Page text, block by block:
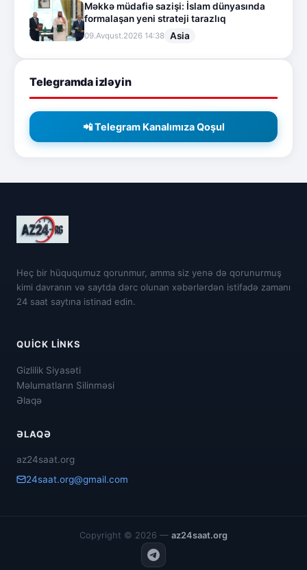
Məkkə müdafiə sazişi: İslam dünyasında
formalaşan yeni strateji tarazlıq
09.Avqust.2026 14:38 Asia
Telegramda izləyin
📲 Telegram Kanalımıza Qoşul
Heç bir hüququmuz qorunmur, amma siz yenə də qorunurmuş
kimi davranın və saytda dərc olunan xəbərlərdən istifadə zamanı
24 saat saytına istinad edin.
QUICK LINKS
Gizlilik Siyasəti
Məlumatların Silinməsi
Əlaqə
ƏLAQƏ
az24saat.org
24saat.org@gmail.com
Copyright © 2026 — az24saat.org